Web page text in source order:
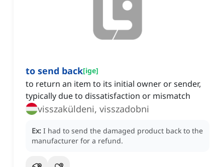
to send back[ige]
to return an item to its initial owner or sender,
typically due to dissatisfaction or mismatch
visszaküldeni, visszadobni
Ex: I had to send the damaged product back to the
manufacturer for a refund.